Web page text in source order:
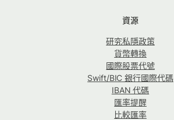
資源
研究私隱政策
貨幣轉換
國際股票代號
Swift/BIC 銀行國際代碼
IBAN 代碼
匯率提醒
比較匯率